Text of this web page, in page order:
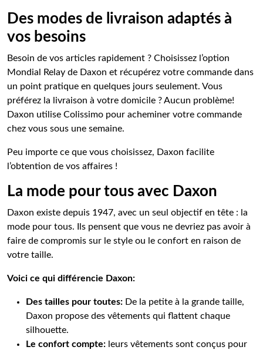
Des modes de livraison adaptés à
vos besoins
Besoin de vos articles rapidement ? Choisissez l’option
Mondial Relay de Daxon et récupérez votre commande dans
un point pratique en quelques jours seulement. Vous
préférez la livraison à votre domicile ? Aucun problème!
Daxon utilise Colissimo pour acheminer votre commande
chez vous sous une semaine.
Peu importe ce que vous choisissez, Daxon facilite
l’obtention de vos affaires !
La mode pour tous avec Daxon
Daxon existe depuis 1947, avec un seul objectif en tête : la
mode pour tous. Ils pensent que vous ne devriez pas avoir à
faire de compromis sur le style ou le confort en raison de
votre taille.
Voici ce qui différencie Daxon:
Des tailles pour toutes: De la petite à la grande taille,
Daxon propose des vêtements qui flattent chaque
silhouette.
Le confort compte: leurs vêtements sont conçus pour